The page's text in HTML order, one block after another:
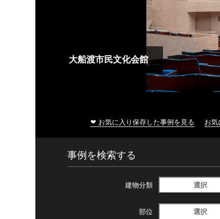
大船渡市民文化会館
❤ お気に入り保存した事例を見る お
事例を検索する
建物分類 選択
部位 選択